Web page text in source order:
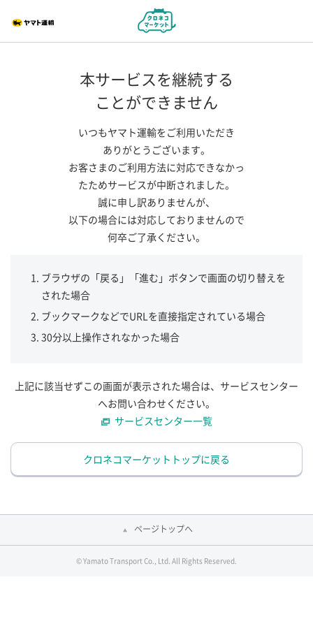
本サービスを継続する
ことができません
いつもヤマト運輸をご利用いただき
ありがとうございます。
お客さまのご利用方法に対応できなかっ
たためサービスが中断されました。
誠に申し訳ありませんが、
以下の場合には対応しておりませんので
何卒ご了承ください。
ブラウザの「戻る」「進む」ボタンで画面の切り替えを
された場合
ブックマークなどでURLを直接指定されている場合
30分以上操作されなかった場合
上記に該当せずこの画面が表示された場合は、サービスセンター
へお問い合わせください。
サービスセンター一覧
クロネコマーケットトップに戻る
ページトップへ
© Yamato Transport Co., Ltd. All Rights Reserved.